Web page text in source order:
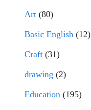
Art (80)
Basic English (12)
Craft (31)
drawing (2)
Education (195)